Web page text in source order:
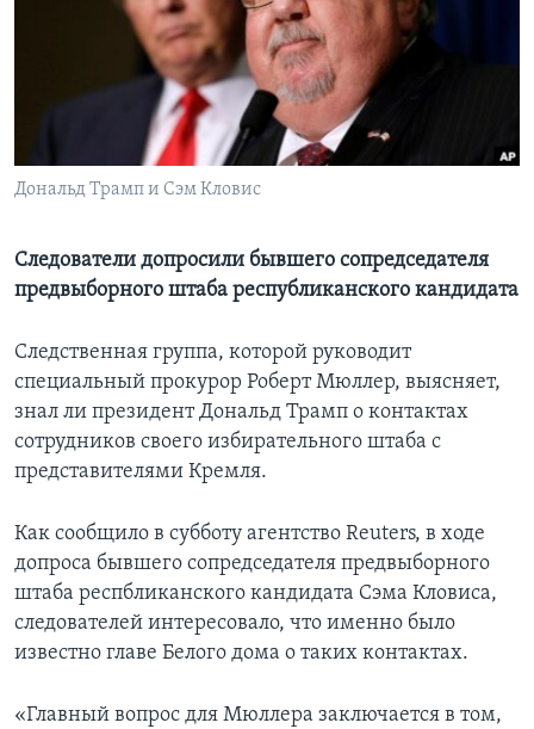
Learning English
СОЦИАЛЬНЫЕ СЕТИ
Дональд Трамп и Сэм Кловис
Следователи допросили бывшего сопредседателя
предвыборного штаба республиканского кандидата
Следственная группа, которой руководит
специальный прокурор Роберт Мюллер, выясняет,
знал ли президент Дональд Трамп о контактах
сотрудников своего избирательного штаба с
представителями Кремля.
Как сообщило в субботу агентство Reuters, в ходе
допроса бывшего сопредседателя предвыборного
штаба респбликанского кандидата Сэма Кловиса,
следователей интересовало, что именно было
известно главе Белого дома о таких контактах.
«Главный вопрос для Мюллера заключается в том,